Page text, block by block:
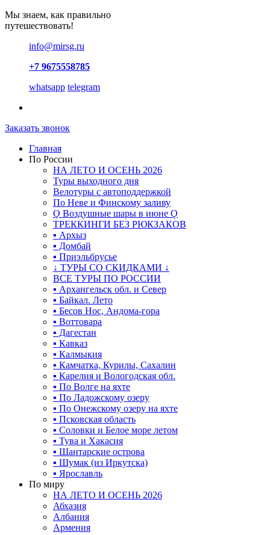
Мы знаем, как правильно
путешествовать!
info@mirsg.ru
+7 9675558785
whatsapp telegram
Заказать звонок
Главная
По России
НА ЛЕТО И ОСЕНЬ 2026
Туры выходного дня
Велотуры с автоподдержкой
По Неве и Финскому заливу
Ǫ Воздушные шары в июне Ǫ
ТРЕККИНГИ БЕЗ РЮКЗАКОВ
▪ Архыз
▪ Домбай
▪ Приэльбрусье
↓ ТУРЫ СО СКИДКАМИ ↓
ВСЕ ТУРЫ ПО РОССИИ
▪ Архангельск обл. и Север
▪ Байкал. Лето
▪ Бесов Нос, Андома-гора
▪ Воттовара
▪ Дагестан
▪ Кавказ
▪ Калмыкия
▪ Камчатка, Курилы, Сахалин
▪ Карелия и Вологодская обл.
▪ По Волге на яхте
▪ По Ладожскому озеру
▪ По Онежскому озеру на яхте
▪ Псковская область
▪ Соловки и Белое море летом
▪ Тува и Хакасия
▪ Шантарские острова
▪ Шумак (из Иркутска)
▪ Ярославль
По миру
НА ЛЕТО И ОСЕНЬ 2026
Абхазия
Албания
Армения